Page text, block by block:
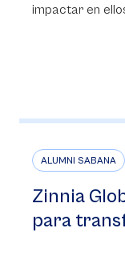
impactar en
ALUMNI SABANA
Zinnia
para